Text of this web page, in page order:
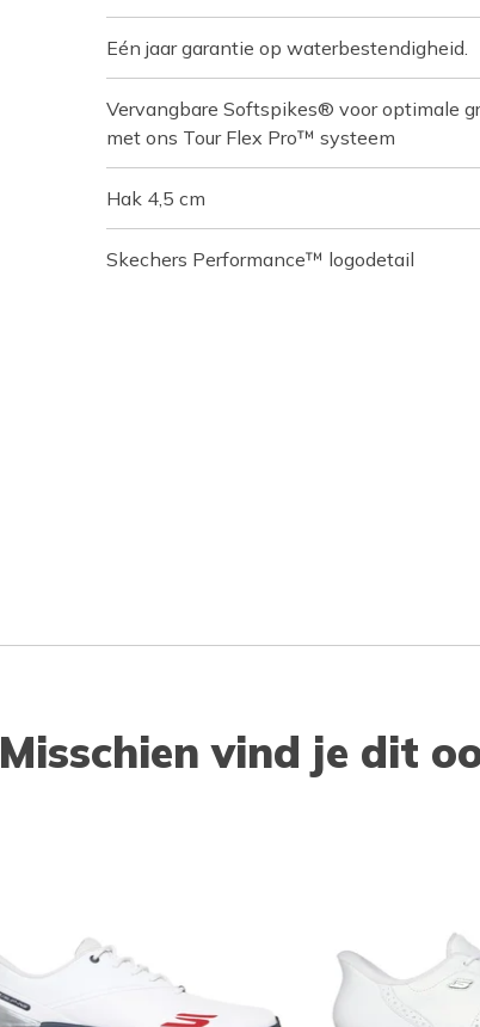
Eén jaar garantie op waterbestendigheid.
Vervangbare Softspikes® voor optimale
met ons Tour Flex Pro™ systeem
Hak 4,5 cm
Skechers Performance™ logodetail
Misschien vind je dit